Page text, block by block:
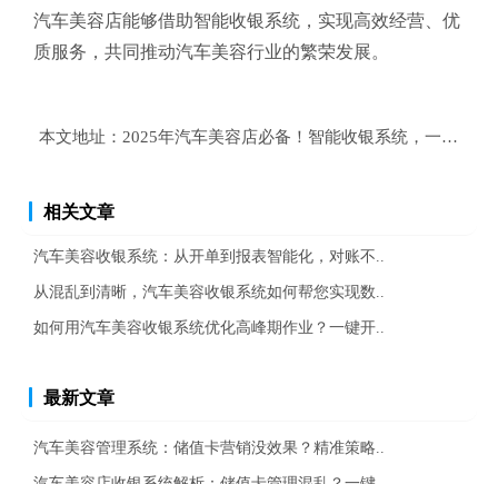
汽车美容店能够借助智能收银系统，实现高效经营、优
质服务，共同推动汽车美容行业的繁荣发展。
本文地址： 2025年汽车美容店必备！智能收银系统，一键解决
相关文章
汽车美容收银系统：从开单到报表智能化，对账不..
从混乱到清晰，汽车美容收银系统如何帮您实现数..
如何用汽车美容收银系统优化高峰期作业？一键开..
最新文章
汽车美容管理系统：储值卡营销没效果？精准策略..